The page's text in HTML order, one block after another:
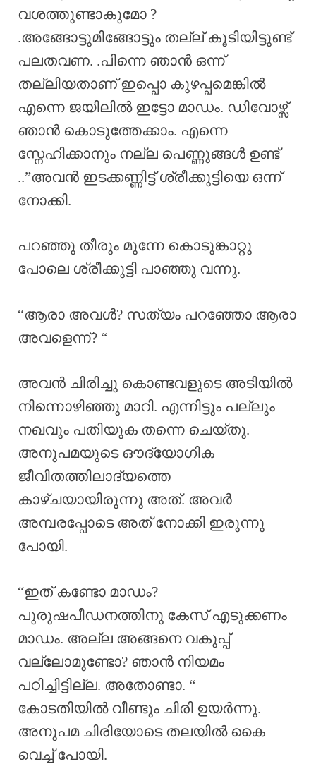
വശത്തുണ്ടാകുമോ ?
.അങ്ങോട്ടുമിങ്ങോട്ടും തല്ല് കൂടിയിട്ടുണ്ട്
പലതവണ. .പിന്നെ ഞാൻ ഒന്ന്
തല്ലിയതാണ് ഇപ്പൊ കുഴപ്പമെങ്കിൽ
എന്നെ ജയിലിൽ ഇട്ടോ മാഡം. ഡിവോഴ്സ്
ഞാൻ കൊടുത്തേക്കാം. എന്നെ
സ്നേഹിക്കാനും നല്ല പെണ്ണുങ്ങൾ ഉണ്ട്
..”അവൻ ഇടക്കണ്ണിട്ട് ശ്രീക്കുട്ടിയെ ഒന്ന്
നോക്കി.
പറഞ്ഞു തീരും മുന്നേ കൊടുങ്കാറ്റു
പോലെ ശ്രീക്കുട്ടി പാഞ്ഞു വന്നു.
“ആരാ അവൾ? സത്യം പറഞ്ഞോ ആരാ
അവളെന്ന്? “
അവൻ ചിരിച്ചു കൊണ്ടവളുടെ അടിയിൽ
നിന്നൊഴിഞ്ഞു മാറി. എന്നിട്ടും പല്ലും
നഖവും പതിയുക തന്നെ ചെയ്തു.
അനുപമയുടെ ഔദ്യോഗിക
ജീവിതത്തിലാദ്യത്തെ
കാഴ്ചയായിരുന്നു അത്. അവർ
അമ്പരപ്പോടെ അത് നോക്കി ഇരുന്നു
പോയി.
“ഇത് കണ്ടോ മാഡം?
പുരുഷപീഡനത്തിനു കേസ് എടുക്കണം
മാഡം. അല്ല അങ്ങനെ വകുപ്പ്
വല്ലോമുണ്ടോ? ഞാൻ നിയമം
പഠിച്ചിട്ടില്ല. അതോണ്ടാ. “
കോടതിയിൽ വീണ്ടും ചിരി ഉയർന്നു.
അനുപമ ചിരിയോടെ തലയിൽ കൈ
വെച്ച് പോയി.